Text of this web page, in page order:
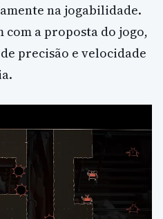
na jogabilidade.
com a proposta do jogo,
precisão e velocidade